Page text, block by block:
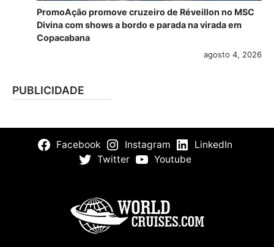
PromoAção promove cruzeiro de Réveillon no MSC
Divina com shows a bordo e parada na virada em
Copacabana
agosto 4, 2026
PUBLICIDADE
Facebook Instagram
LinkedIn
Twitter
Youtube